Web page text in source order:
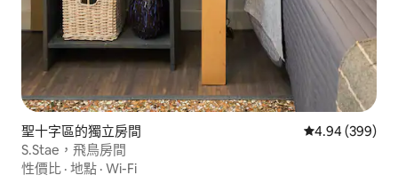
聖十字區的獨立房間 從 399 則評價
4.94 (399)
S.Stae，飛鳥房間
性價比 · 地點 · Wi-Fi